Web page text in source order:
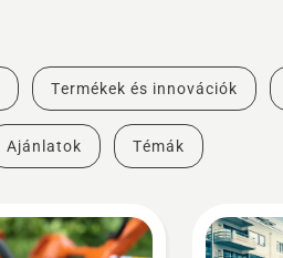
Termékek és innovációk
Ajánlatok Témák